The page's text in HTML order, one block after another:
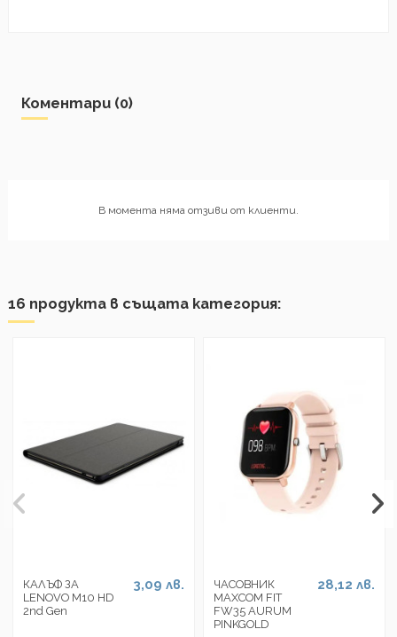
Коментари (0)
В момента няма отзиви от клиенти.
16 продукта в същата категория:
КАЛЪФ ЗА
LENOVO M10 HD
2nd Gen
3,09 лв.
ЧАСОВНИК
MAXCOM FIT
FW35 AURUM
PINKGOLD
28,12 лв.